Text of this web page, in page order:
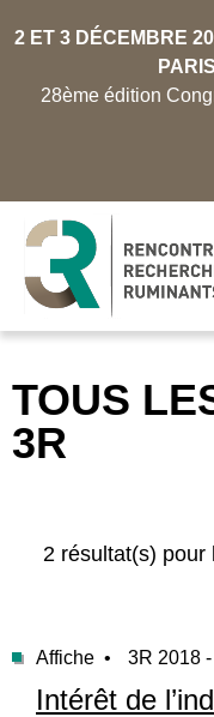
2 ET 3 DÉCEMBRE
28ème édition
TOUS
3R
2 résultat(s) pour
Affiche • 3R 2018
Intérêt de